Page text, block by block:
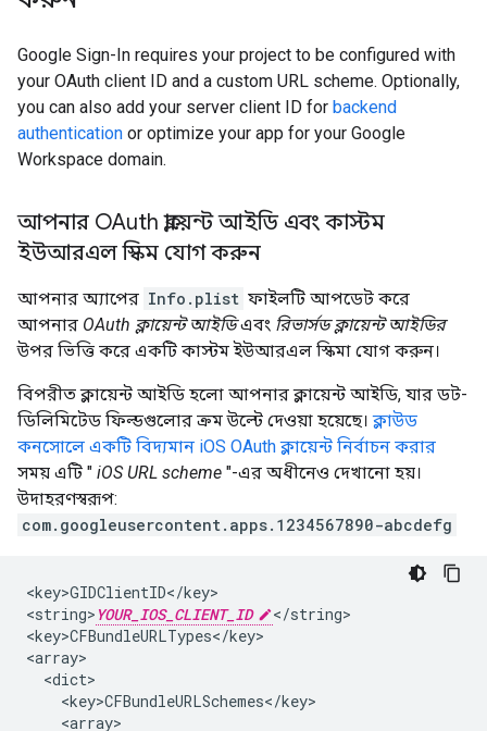
Google Sign-In requires your project to be configured with
your OAuth client ID and a custom URL scheme. Optionally,
you can also add your server client ID for backend
authentication or optimize your app for your Google
Workspace domain.
আপনার OAuth ক্লায়েন্ট আইডি এবং কাস্টম
ইউআরএল স্কিম যোগ করুন
আপনার অ্যাপের Info.plist ফাইলটি আপডেট করে
আপনার OAuth ক্লায়েন্ট আইডিএবং রিভার্সড ক্লায়েন্ট আইডির
উপর ভিত্তি করে একটি কাস্টম ইউআরএল স্কিমা যোগ করুন।
বিপরীত ক্লায়েন্ট আইডি হলো আপনার ক্লায়েন্ট আইডি, যার ডট-
ডিলিমিটেড ফিল্ডগুলোর ক্রম উল্টে দেওয়া হয়েছে।ক্লাউড
কনসোলে একটি বিদ্যমান iOS OAuth ক্লায়েন্ট নির্বাচন করার
সময় এটি " iOS URL scheme "-এর অধীনেও দেখানো হয়।
উদাহরণস্বরূপ:
com.googleusercontent.apps.1234567890-abcdefg
<key>GIDClientID</key>
<string> YOUR_IOS_CLIENT_ID
</string>
<key>CFBundleURLTypes</key>
<array>
  <dict>
    <key>CFBundleURLSchemes</key>
    <array>